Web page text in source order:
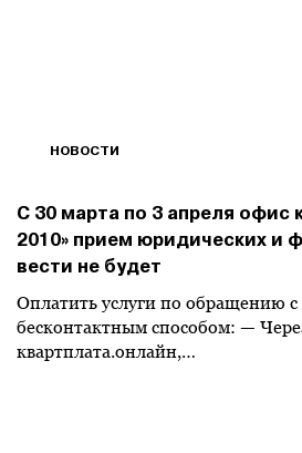
НОВОСТИ
С 30 марта по 3 апреля
2010» прием юридических и
вести не будет
Оплатить услуги по обращению
бесконтактным способом: —
квартплата.онлайн,…